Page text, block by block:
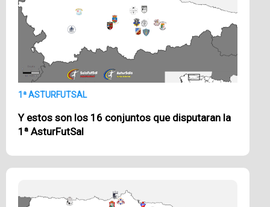
1ª ASTURFUTSAL
Y estos son los 16 conjuntos que disputaran la
1ª AsturFutSal